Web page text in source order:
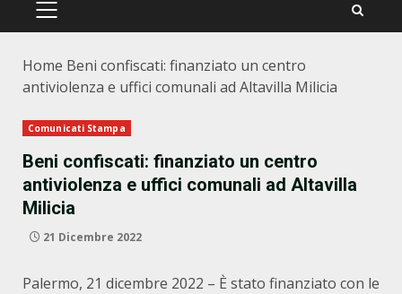
PRIMÄRES
Home Beni confiscati: finanziato un centro
antiviolenza e uffici comunali ad Altavilla Milicia
Comunicati Stampa
Beni confiscati: finanziato un centro
antiviolenza e uffici comunali ad Altavilla
Milicia
21 Dicembre 2022
Palermo, 21 dicembre 2022 – È stato finanziato con le